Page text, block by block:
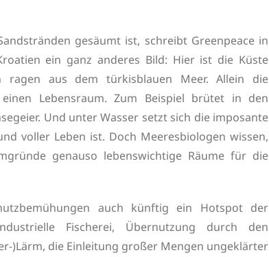
gesäumt ist, schreibt Greenpeace in
ein ganz anderes Bild: Hier ist die Küste
aus dem türkisblauen Meer. Allein die
Lebensraum. Zum Beispiel brütet in den
Und unter Wasser setzt sich die imposante
voller Leben ist. Doch Meeresbiologen wissen,
genauso lebenswichtige Räume für die
auch künftig ein Hotspot der
Fischerei, Übernutzung durch den
)Lärm, die Einleitung großer Mengen ungeklärter